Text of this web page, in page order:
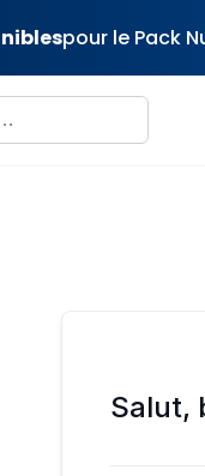
pour le Pack
Salut,